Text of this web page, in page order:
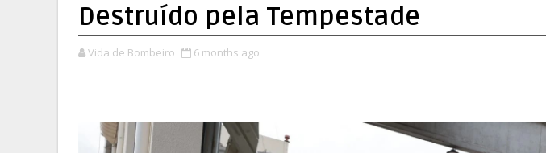
Destruído pela Tempestade
Vida de Bombeiro 6 months ago